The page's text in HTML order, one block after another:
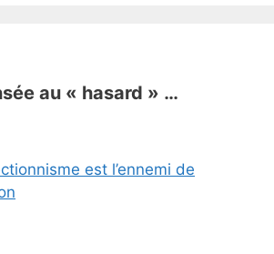
au « hasard » …
est l’ennemi de